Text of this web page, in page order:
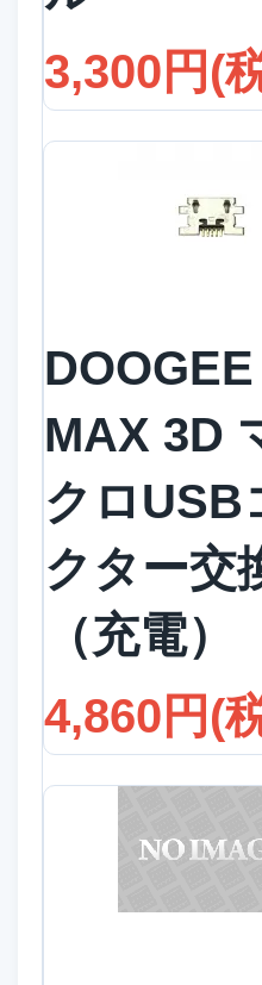
3,300円(
MAX 3D
クロUSB
クター交
（充電）
4,860円(